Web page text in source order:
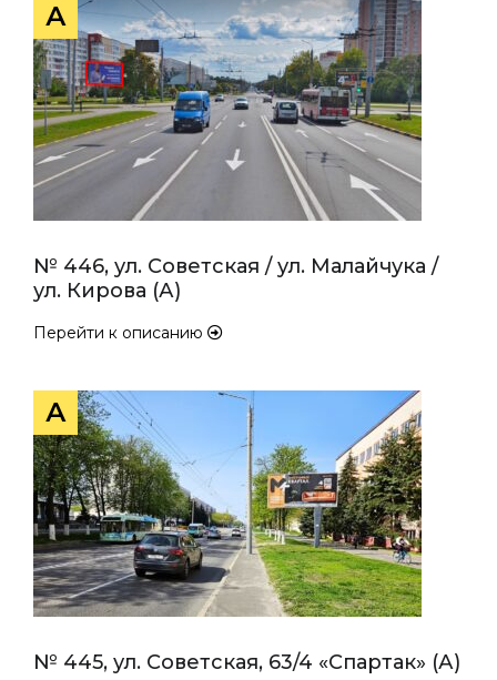
А
№ 446, ул. Советская / ул. Малайчука /
ул. Кирова (А)
Перейти к описанию
А
№ 445, ул. Советская, 63/4 «Спартак» (А)